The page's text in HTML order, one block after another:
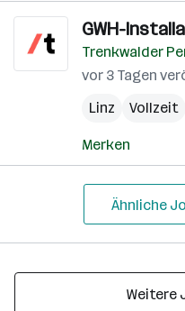
GWH-
Trenkwalder
vor 3 Tagen
Linz
Vollzeit
Merken
Ähnliche
Weitere